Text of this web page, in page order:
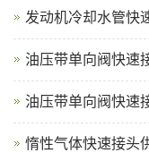
发动机冷却水管快
油压带单向阀快速
油压带单向阀快速
惰性气体快速接头